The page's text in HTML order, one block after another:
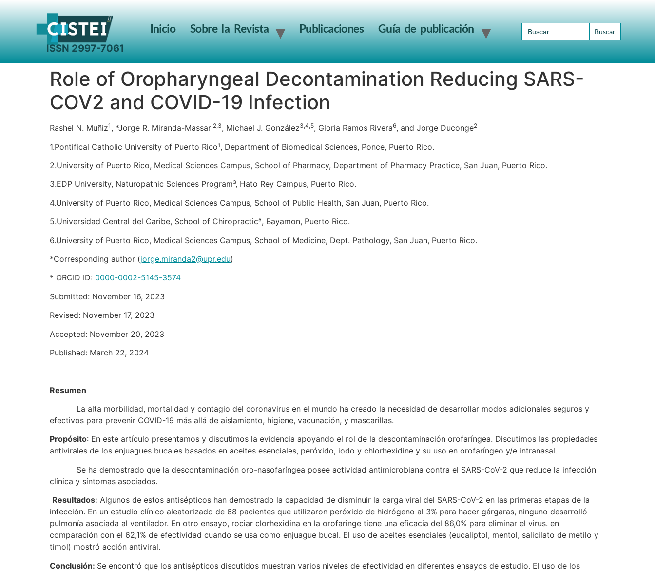
Inicio Sobre la Revista Publicaciones Guía de publicación
Search
for:
Role of Oropharyngeal Decontamination Reducing SARS-
COV2 and COVID-19 Infection
Rashel N. Muñiz1 , *Jorge R. Miranda-Massari2,3, Michael J. González3,4,5, Gloria Ramos Rivera6, and Jorge Duconge2
1.Pontifical Catholic University of Puerto Rico¹, Department of Biomedical Sciences, Ponce, Puerto Rico.
2.University of Puerto Rico, Medical Sciences Campus, School of Pharmacy, Department of Pharmacy Practice, San Juan, Puerto Rico.
3.EDP University, Naturopathic Sciences Program³, Hato Rey Campus, Puerto Rico.
4.University of Puerto Rico, Medical Sciences Campus, School of Public Health, San Juan, Puerto Rico.
5.Universidad Central del Caribe, School of Chiropractic⁵, Bayamon, Puerto Rico.
6.University of Puerto Rico, Medical Sciences Campus, School of Medicine, Dept. Pathology, San Juan, Puerto Rico.
*Corresponding author (jorge.miranda2@upr.edu)
* ORCID ID: 0000-0002-5145-3574
Submitted: November 16, 2023
Revised: November 17, 2023
Accepted: November 20, 2023
Published: March 22, 2024
Resumen
La alta morbilidad, mortalidad y contagio del coronavirus en el mundo ha creado la necesidad de desarrollar modos adicionales seguros y
efectivos para prevenir COVID-19 más allá de aislamiento, higiene, vacunación, y mascarillas.
Propósito: En este artículo presentamos y discutimos la evidencia apoyando el rol de la descontaminación orofaríngea. Discutimos las propiedades
antivirales de los enjuagues bucales basados en aceites esenciales, peróxido, iodo y chlorhexidine y su uso en orofaríngeo y/e intranasal.
Se ha demostrado que la descontaminación oro-nasofaríngea posee actividad antimicrobiana contra el SARS-CoV-2 que reduce la infección
clínica y síntomas asociados.
Resultados: Algunos de estos antisépticos han demostrado la capacidad de disminuir la carga viral del SARS-CoV-2 en las primeras etapas de la
infección. En un estudio clínico aleatorizado de 68 pacientes que utilizaron peróxido de hidrógeno al 3% para hacer gárgaras, ninguno desarrolló
pulmonía asociada al ventilador. En otro ensayo, rociar clorhexidina en la orofaringe tiene una eficacia del 86,0% para eliminar el virus. en
comparación con el 62,1% de efectividad cuando se usa como enjuague bucal. El uso de aceites esenciales (eucaliptol, mentol, salicilato de metilo y
timol) mostró acción antiviral.
Conclusión: Se encontró que los antisépticos discutidos muestran varios niveles de efectividad en diferentes ensayos de estudio. El uso de los